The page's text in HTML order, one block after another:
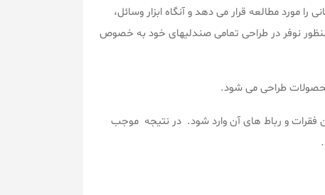
را مورد مطالعه قرار می دهد و آنگاه ابزار وسائل،
نوفر در طراحی تمامی صندلیهای خود به خصوص
طراحی می شود.
و رباط های آن وارد شود. در نتیجه موجب